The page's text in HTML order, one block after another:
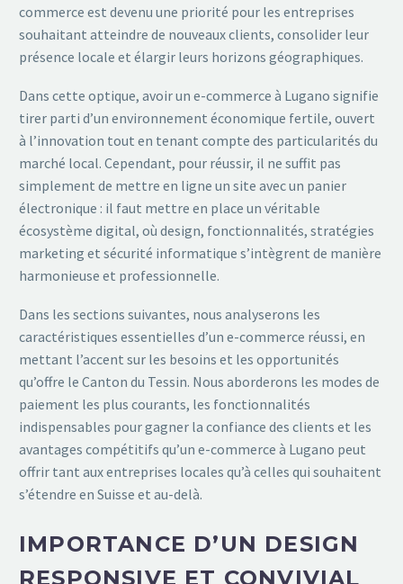
commerce est devenu une priorité pour les entreprises
souhaitant atteindre de nouveaux clients, consolider leur
présence locale et élargir leurs horizons géographiques.
Dans cette optique, avoir un e-commerce à Lugano signifie
tirer parti d’un environnement économique fertile, ouvert
à l’innovation tout en tenant compte des particularités du
marché local. Cependant, pour réussir, il ne suffit pas
simplement de mettre en ligne un site avec un panier
électronique : il faut mettre en place un véritable
écosystème digital, où design, fonctionnalités, stratégies
marketing et sécurité informatique s’intègrent de manière
harmonieuse et professionnelle.
Dans les sections suivantes, nous analyserons les
caractéristiques essentielles d’un e-commerce réussi, en
mettant l’accent sur les besoins et les opportunités
qu’offre le Canton du Tessin. Nous aborderons les modes de
paiement les plus courants, les fonctionnalités
indispensables pour gagner la confiance des clients et les
avantages compétitifs qu’un e-commerce à Lugano peut
offrir tant aux entreprises locales qu’à celles qui souhaitent
s’étendre en Suisse et au-delà.
IMPORTANCE D’UN DESIGN
RESPONSIVE ET CONVIVIAL